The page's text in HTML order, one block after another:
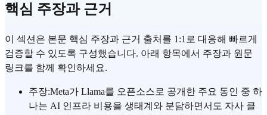
핵심 주장과 근거
이 섹션은 본문 핵심 주장과 근거 출처를 1:1로 대응해 빠르게
검증할 수 있도록 구성했습니다. 아래 항목에서 주장과 원문
링크를 함께 확인하세요.
주장:Meta가 Llama를 오픈소스로 공개한 주요 동인 중 하
나는 AI 인프라 비용을 생태계와 분담하면서도 자사 클